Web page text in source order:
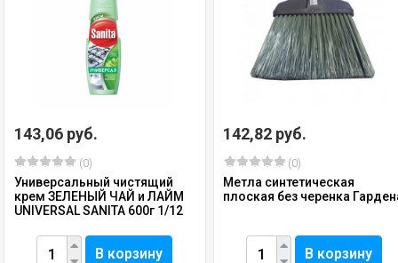
143,06 руб.
(0)
Универсальный чистящий
крем ЗЕЛЕНЫЙ ЧАЙ и ЛАЙМ
UNIVERSAL SANITA 600г 1/12
В корзину
142,82 руб.
(0)
Метла синтетическая
плоская без черенка
В корзину